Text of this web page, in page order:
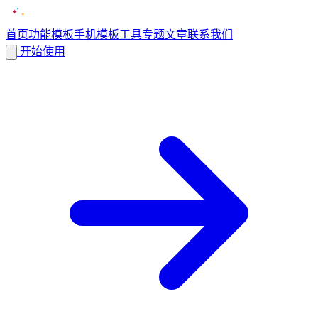
首页功能模板手机模板工具专题文章联系我们
开始使用